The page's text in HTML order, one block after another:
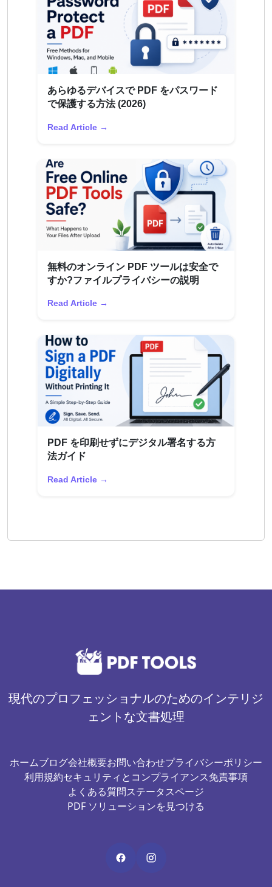
あらゆるデバイスで PDF をパスワード
で保護する方法 (2026)
Read Article →
無料のオンライン PDF ツールは安全で
すか?ファイルプライバシーの説明
Read Article →
PDF を印刷せずにデジタル署名する方
法ガイド
Read Article →
現代のプロフェッショナルのためのインテリジ
ェントな文書処理
ホームブログ会社概要お問い合わせプライバシーポリシー
利用規約セキュリティとコンプライアンス免責事項
よくある質問ステータスページ
PDF ソリューションを見つける